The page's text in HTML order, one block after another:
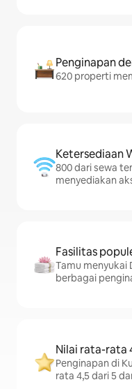
Penginapan
620 properti
Ketersediaan
800 dari sewa
menyediakan
Fasilitas
Tamu menyukai
berbagai
Nilai rata-rata
Penginapan di
rata 4,5 dari 5